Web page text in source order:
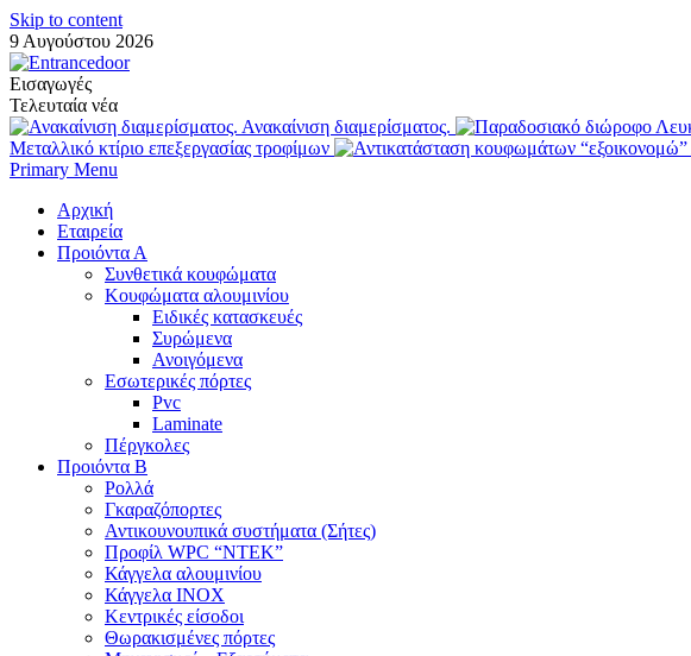
Skip to content
9 Αυγούστου 2026
Εισαγωγές
Τελευταία νέα
Ανακαίνιση διαμερίσματος.
Μεταλλικό κτίριο επεξεργασίας τροφίμων
Primary Menu
Αρχική
Εταιρεία
Προιόντα Α
Συνθετικά κουφώματα
Κουφώματα αλουμινίου
Ειδικές κατασκευές
Συρώμενα
Ανοιγόμενα
Εσωτερικές πόρτες
Pvc
Laminate
Πέργκολες
Προιόντα Β
Ρολλά
Γκαραζόπορτες
Αντικουνουπικά συστήματα (Σήτες)
Προφίλ WPC “ΝΤΕΚ”
Κάγγελα αλουμινίου
Κάγγελα INOX
Κεντρικές είσοδοι
Θωρακισμένες πόρτες